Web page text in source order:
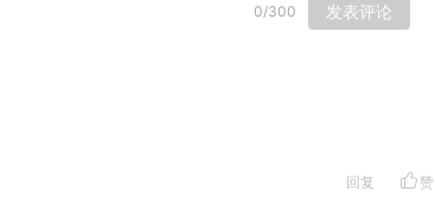
0/300 发表评论
回复 赞